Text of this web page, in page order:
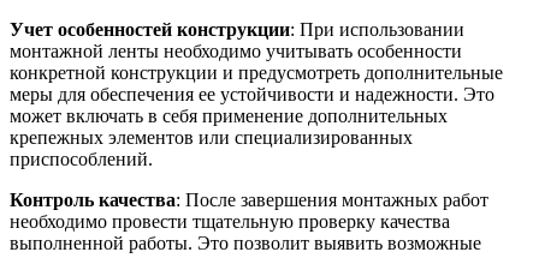
Учет особенностей конструкции: При использовании
монтажной ленты необходимо учитывать особенности
конкретной конструкции и предусмотреть дополнительные
меры для обеспечения ее устойчивости и надежности. Это
может включать в себя применение дополнительных
крепежных элементов или специализированных
приспособлений.
Контроль качества: После завершения монтажных работ
необходимо провести тщательную проверку качества
выполненной работы. Это позволит выявить возможные